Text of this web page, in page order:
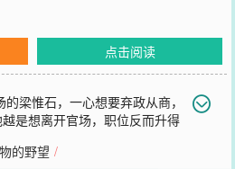
点击阅读
梁惟石，一心想要弃政从商，
是想离开官场，职位反而升得
的野望 /